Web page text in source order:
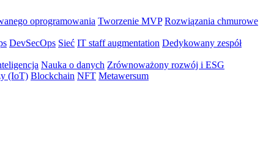
oprogramowania Tworzenie MVP Rozwiązania chmurowe
DevSecOps Sieć IT staff augmentation Dedykowany zespół
Nauka o danych Zrównoważony rozwój i ESG
(IoT) Blockchain NFT Metawersum